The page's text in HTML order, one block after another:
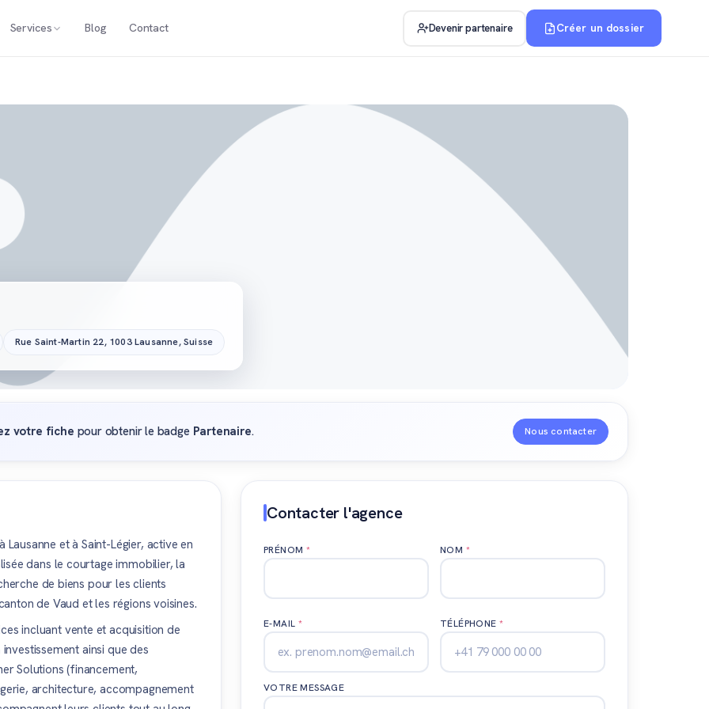
Services Blog Contact Devenir partenaire Créer un dossier
Rue Saint-Martin 22, 1003 Lausanne, Suisse
votre fiche pour obtenir le badge Partenaire. Nous contacter
et à Saint-Légier, active en
dans le courtage immobilier, la
de biens pour les clients
de Vaud et les régions voisines.
incluant vente et acquisition de
ainsi que des
Solutions (financement,
architecture, accompagnement
Contacter l'agence
PRÉNOM * NOM *
E-MAIL * TÉLÉPHONE*
VOTRE MESSAGE